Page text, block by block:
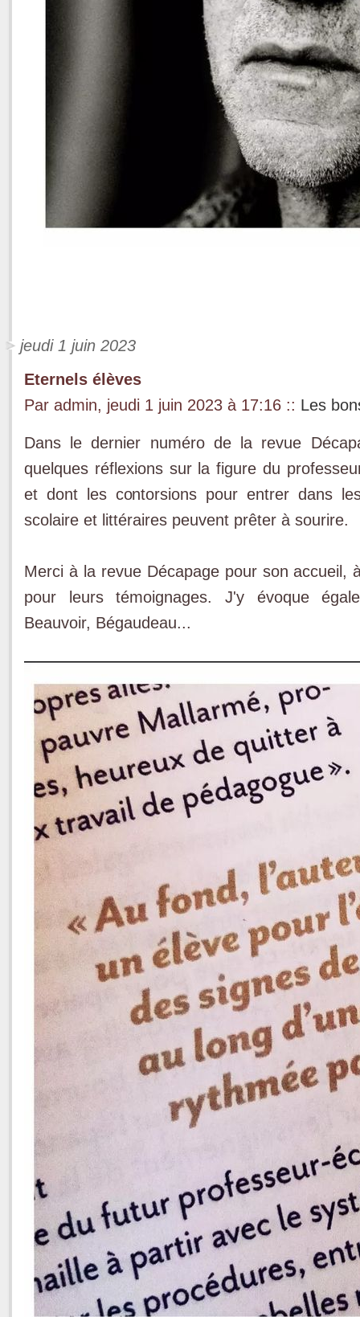
jeudi 1 juin 2023
Eternels élèves
Par admin, jeudi 1 juin 2023 à 17:16 :: Les
Dans le dernier numéro de la revue
quelques réflexions sur la figure du
et dont les contorsions pour entrer dans
scolaire et littéraires peuvent prêter à sourire.
Merci à la revue Décapage pour son accueil,
pour leurs témoignages. J'y évoque
Beauvoir, Bégaudeau...